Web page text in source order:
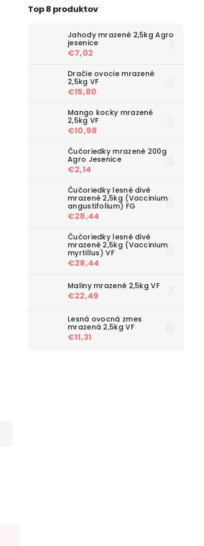
Top 8 produktov
Jahody mrazené 2,5kg Agro
jesenice
€7,02
Dračie ovocie mrazené
2,5kg VF
€15,80
Mango kocky mrazené
2,5kg VF
€10,98
Čučoriedky mrazené 200g
Agro Jesenice
€2,14
Čučoriedky lesné divé
mrazené 2,5kg (Vaccinium
angustifolium) FG
€28,44
Čučoriedky lesné divé
mrazené 2,5kg (Vaccinium
myrtillus) VF
€28,44
Maliny mrazené 2,5kg VF
€22,49
Lesná ovocná zmes
mrazená 2,5kg VF
€11,31